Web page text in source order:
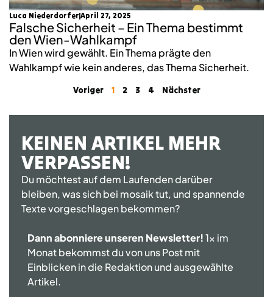
Luca Niederdorfer April 27, 2025
Falsche Sicherheit – Ein Thema bestimmt
den Wien-Wahlkampf
In Wien wird gewählt. Ein Thema prägte den
Wahlkampf wie kein anderes, das Thema Sicherheit.
Voriger 1 2 3 4 Nächster
KEINEN ARTIKEL MEHR
VERPASSEN!
Du möchtest auf dem Laufenden darüber
bleiben, was sich bei mosaik tut, und spannende
Texte vorgeschlagen bekommen?
Dann abonniere unseren Newsletter!1x im
Monat bekommst du von uns Post mit
Einblicken in die Redaktion und ausgewählte
Artikel.